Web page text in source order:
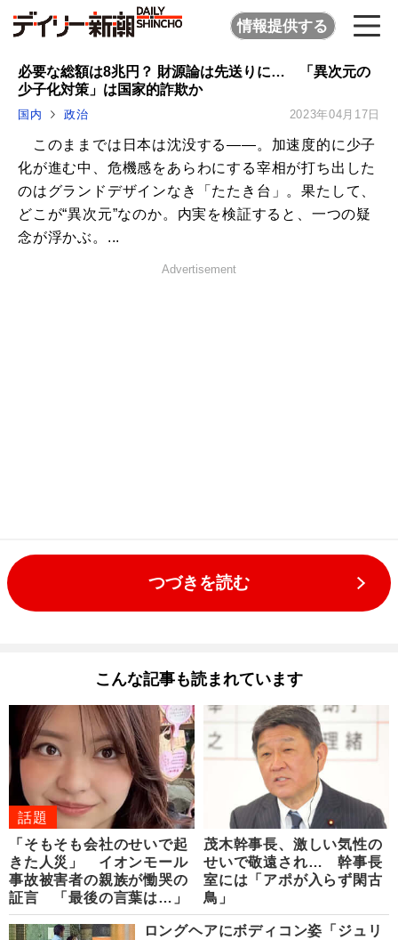
情報提供する
必要な総額は8兆円？ 財源論は先送りに… 「異次元の
少子化対策」は国家的詐欺か
国内 政治 2023年04月17日
このままでは日本は沈没する――。加速度的に少子
化が進む中、危機感をあらわにする宰相が打ち出した
のはグランドデザインなき「たたき台」。果たして、
どこが“異次元”なのか。内実を検証すると、一つの疑
念が浮かぶ。...
Advertisement
つづきを読む
こんな記事も読まれています
話題
「そもそも会社のせいで起
きた人災」 イオンモール
事故被害者の親族が慟哭の
証言 「最後の言葉は…」
茂木幹事長、激しい気性の
せいで敬遠され… 幹事長
室には「アポが入らず閑古
鳥」
ロングヘアにボディコン姿「ジュリ